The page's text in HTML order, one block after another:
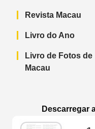
Revista Macau
Livro do Ano
Livro de Fotos de
Macau
Descarregar